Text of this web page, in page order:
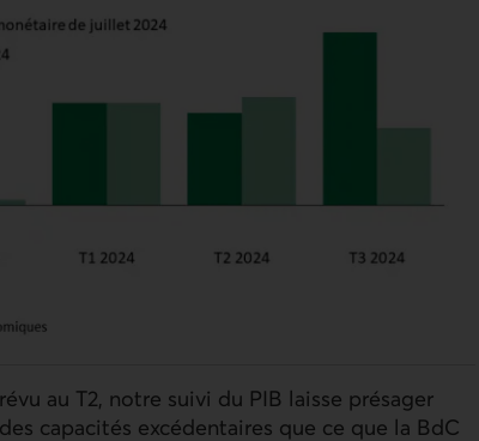
au T2, notre suivi du PIB laisse présager
capacités excédentaires que ce que la BdC